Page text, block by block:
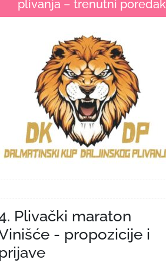
plivanja – trenutni poredak
Plivački maraton
- propozicije i